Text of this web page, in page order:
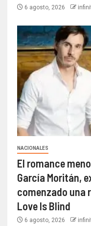
6 agosto, 2026
NACIONALES
El romance
García Moritán,
comenzado una
Love Is Blind
6 agosto, 2026